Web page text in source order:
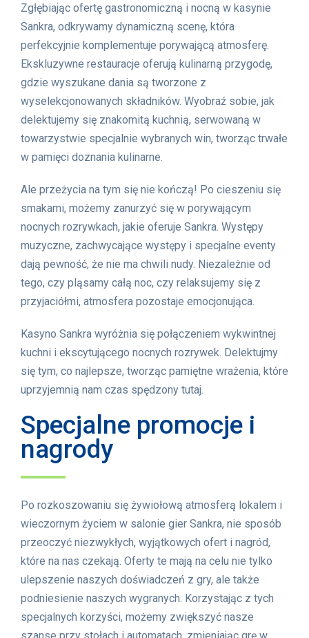
Zgłębiając ofertę gastronomiczną i nocną w kasynie
Sankra, odkrywamy dynamiczną scenę, która
perfekcyjnie komplementuje porywającą atmosferę.
Ekskluzywne restauracje oferują kulinarną przygodę,
gdzie wyszukane dania są tworzone z
wyselekcjonowanych składników. Wyobraź sobie, jak
delektujemy się znakomitą kuchnią, serwowaną w
towarzystwie specjalnie wybranych win, tworząc trwałe
w pamięci doznania kulinarne.
Ale przeżycia na tym się nie kończą! Po cieszeniu się
smakami, możemy zanurzyć się w porywającym
nocnych rozrywkach, jakie oferuje Sankra. Występy
muzyczne, zachwycające występy i specjalne eventy
dają pewność, że nie ma chwili nudy. Niezależnie od
tego, czy pląsamy całą noc, czy relaksujemy się z
przyjaciółmi, atmosfera pozostaje emocjonująca.
Kasyno Sankra wyróżnia się połączeniem wykwintnej
kuchni i ekscytującego nocnych rozrywek. Delektujmy
się tym, co najlepsze, tworząc pamiętne wrażenia, które
uprzyjemnią nam czas spędzony tutaj.
Specjalne promocje i
nagrody
Po rozkoszowaniu się żywiołową atmosferą lokalem i
wieczornym życiem w salonie gier Sankra, nie sposób
przeoczyć niezwykłych, wyjątkowych ofert i nagród,
które na nas czekają. Oferty te mają na celu nie tylko
ulepszenie naszych doświadczeń z gry, ale także
podniesienie naszych wygranych. Korzystając z tych
specjalnych korzyści, możemy zwiększyć nasze
szanse przy stołach i automatach, zmieniając grę w